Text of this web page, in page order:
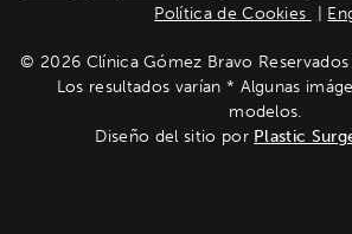
Política de Cookies
© 2026 Clínica Gómez Bravo
Los resultados varían * Algunas
modelos.
Diseño del sitio por Plastic